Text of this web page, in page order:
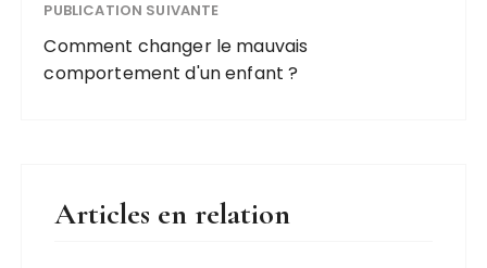
PUBLICATION SUIVANTE
Comment changer le mauvais
comportement d'un enfant ?
Articles en relation